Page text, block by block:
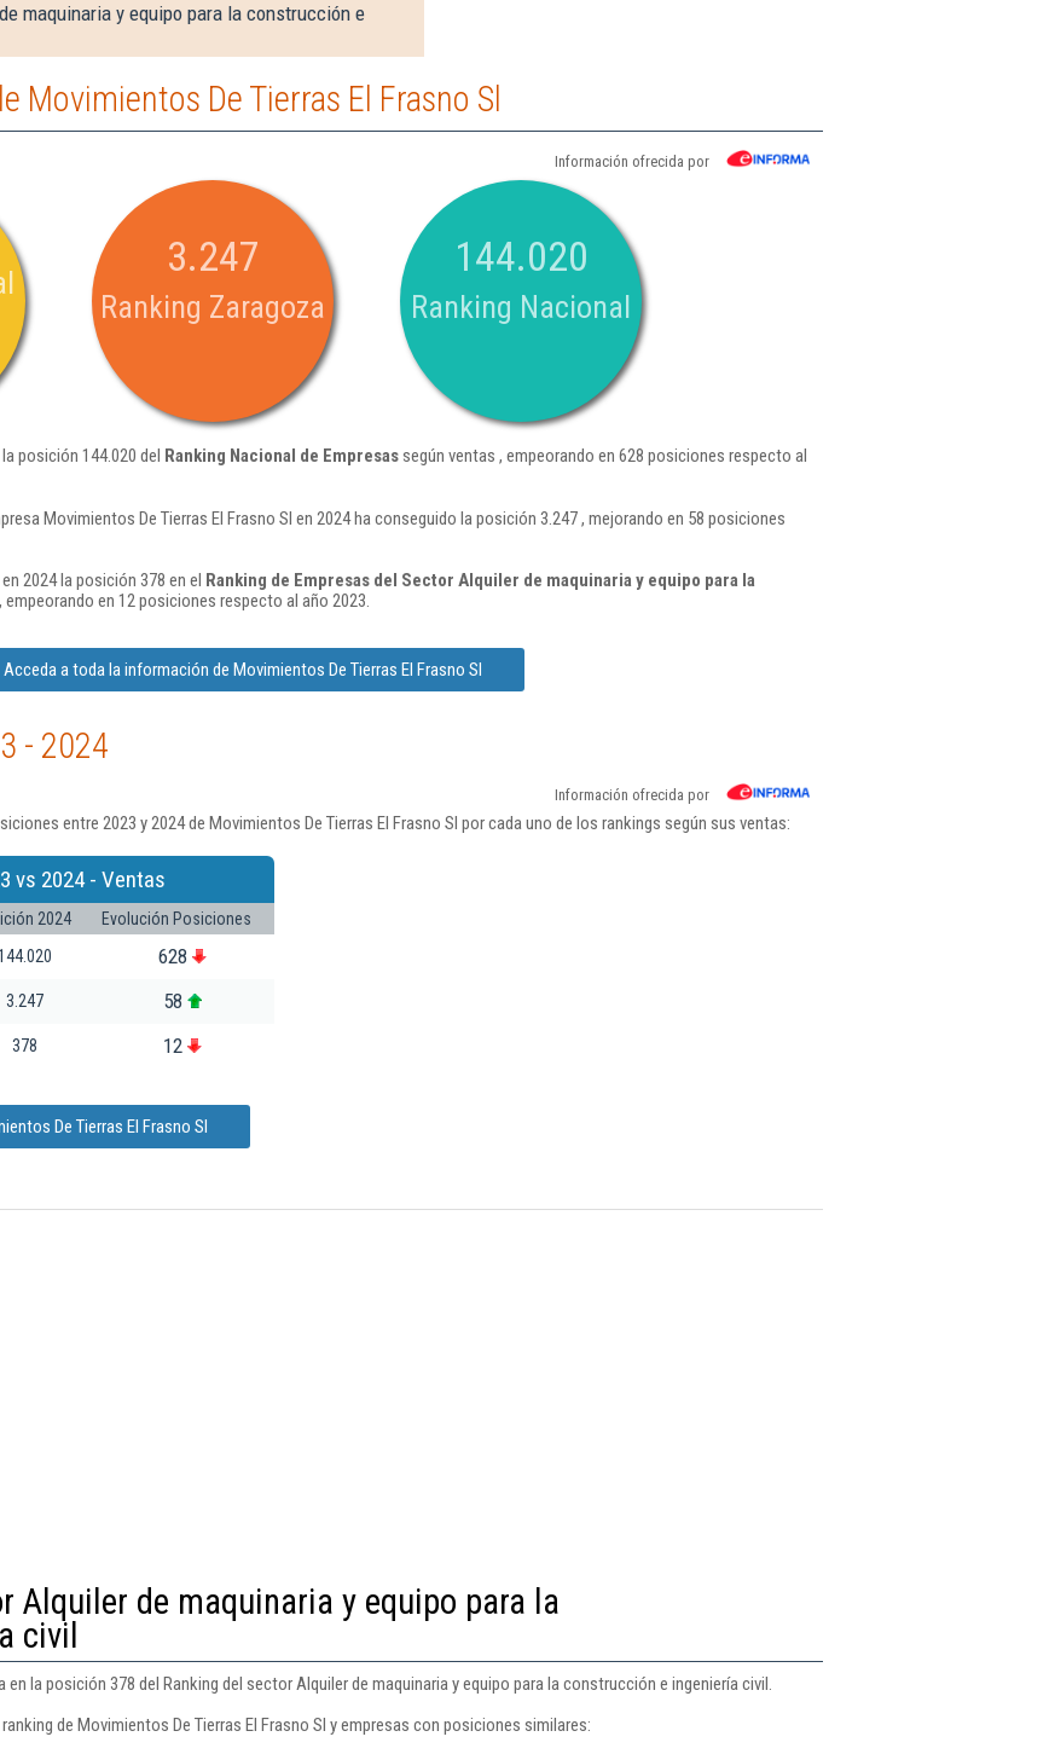
maquinaria y equipo para la construcción e
Movimientos De Tierras El Frasno Sl
Información ofrecida por
3.247
Ranking Zaragoza
144.020
Ranking Nacional
posición 144.020 del Ranking Nacional de Empresassegún ventas , empeorando en 628 posiciones respecto al
Movimientos De Tierras El Frasno Sl en 2024 ha conseguido la posición 3.247 , mejorando en 58 posiciones
2024 la posición 378 en el Ranking de Empresas del Sector Alquiler de maquinaria y equipo para la
empeorando en 12 posiciones respecto al año 2023.
Acceda a toda la información de Movimientos De Tierras El Frasno Sl
- 2024
Información ofrecida por
entre 2023 y 2024 de Movimientos De Tierras El Frasno Sl por cada uno de los rankings según sus ventas:
vs 2024 - Ventas
2024
Evolución Posiciones
628
3.247 58
378 12
De Tierras El Frasno Sl
Alquiler de maquinaria y equipo para la
civil
la posición 378 del Ranking del sector Alquiler de maquinaria y equipo para la construcción e ingeniería civil.
de Movimientos De Tierras El Frasno Sl y empresas con posiciones similares: